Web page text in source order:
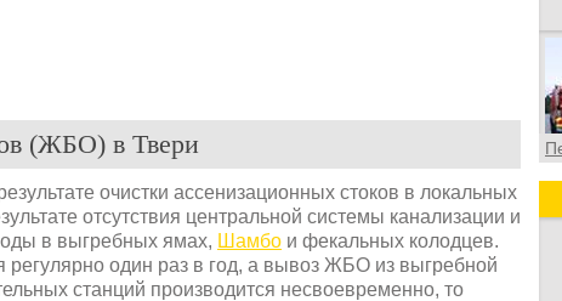
(ЖБО) в Твери
очистки ассенизационных стоков в локальных
отсутствия центральной системы канализации и
в выгребных ямах, Шамбо и фекальных колодцев.
регулярно один раз в год, а вывоз ЖБО из выгребной
станций производится несвоевременно, то